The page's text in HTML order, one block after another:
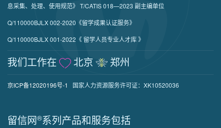
息采集、处理、使用规范》 T/CATIS 018—2023 副主编单位
Q/110000BJLX 002-2020《留学成果认证服务》
Q/110000BJLX 001-2022《 留学人员专业人才库 》
我们工作在 北京 郑州
京ICP备12020196号-1 国家人力资源服务许可证：XK10520036
留信网®系列产品和服务包括